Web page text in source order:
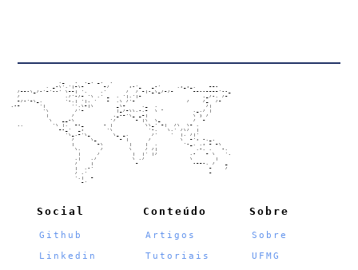
, _-\','|~\~      ~/      ;-'_   _-'     ,;_;_,    ~~-
/~~-\_/-'~'--' \~~| ',    ,'      /  / ~|-_\_/~/~      ~~--~~~~'--_
/              ,/'-/~ '\ ,' _  , '|,'|~                   ._/-, /~
~/-'~\_,       '-,| '|. '   ~  ,\ /'~                /    /_  /~
.-~      '|        '',\~|\       _\~     ,_  ,               /|
'\        /'~          |_/~\\,-,~  \ "         ,_,/ |
|       /            ._-~'\_ _~|              \ ) /
\   __-\           '/      ~ |\  \_          /  ~
.,         '\ |,  ~-_      - |          \\_' ~|  /\  \~ ,
~-_'  _;       '\           '-,   \,' /\/  |
'\_,~'\_       \_ _,       /'    '  |, /|'
/     \_       ~ |      /         \  ~'; -,_.
|       ~\        |    |  ,        '-_, ,; ~ ~\
\,      /        \    / /|            ,-, ,   -,
|
/          |  |' |/          ,-   ~ \   '.
,|   ,/           \ ,/              \       |
/    |             ~                 -~~-, /   _
|  ,-'                                    ~    /
/ ,'                                      ~
',|  ~
~'
Social
Github
Linkedin
Conteúdo
Artigos
Tutoriais
Sobre
Sobre
UFMG